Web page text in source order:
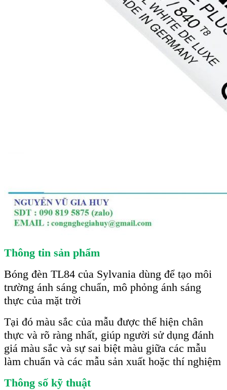
Thông tin sản phẩm
Bóng đèn TL84 của Sylvania dùng để tạo môi
trường ánh sáng chuẩn, mô phỏng ánh sáng
thực của mặt trời
Tại đó màu sắc của mẫu được thể hiện chân
thực và rõ ràng nhất, giúp người sử dụng đánh
giá màu sắc và sự sai biệt màu giữa các mẫu
làm chuẩn và các mẫu sản xuất hoặc thí nghiệm
Thông số kỹ thuật